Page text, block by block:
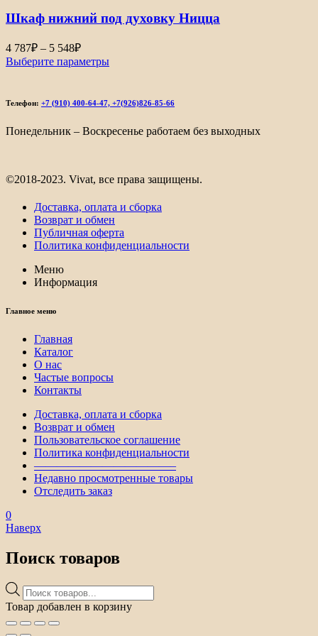
Шкаф нижний под духовку Ницца
4 787₽ – 5 548₽Диапазон
цен:
4
–
548₽
Выберите параметры
Телефон: +7 (910) 400-64-47, +7(926)826-85-66
Понедельник – Воскресенье работаем без выходных
©2018-2023. Vivat, все права защищены.
Доставка, оплата и сборка
Возврат и обмен
Публичная оферта
Политика конфиденциальности
Меню
Информация
Главное меню
Главная
Каталог
О нас
Частые вопросы
Контакты
Доставка, оплата и сборка
Возврат и обмен
Пользовательское соглашение
Политика конфиденциальности
————————————–
Недавно просмотренные товары
Отследить заказ
0
Наверх
Поиск товаров
Поиск
товаров
Товар добавлен в корзину